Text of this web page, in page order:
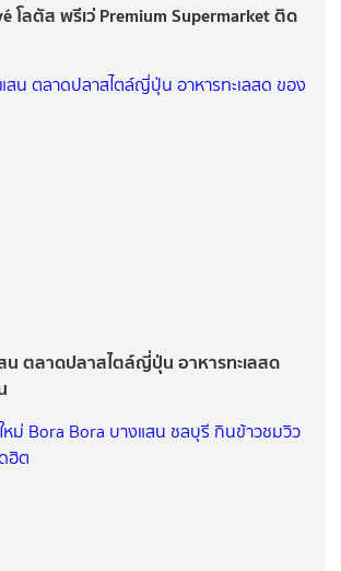
โลตัส พรีเว่ Premium Supermarket ติด
ตลาดปลาสไตล์ญี่ปุ่น อาหารทะเลสด